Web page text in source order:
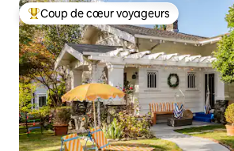
Coups de cœur voyageurs les plus
Coup de cœur voyageurs